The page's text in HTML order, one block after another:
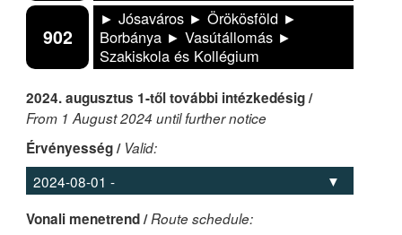
902
► Jósaváros ► Örökösföld ►
Borbánya ► Vasútállomás ►
Szakiskola és Kollégium
2024. augusztus 1-től további intézkedésig /
From 1 August 2024 until further notice
Érvényesség / Valid:
Vonali menetrend /Route schedule: